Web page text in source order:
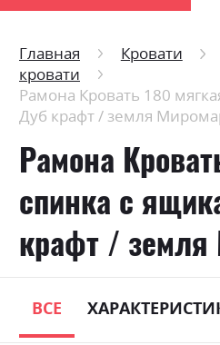
Главная Кровати
кровати
Рамона Кровать 180
Дуб крафт / земля
Рамона
спинка с
крафт / земля
ВСЕ